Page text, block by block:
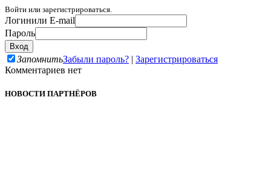
Войти или зарегистрироваться.
Логинили E-mail
Пароль
ЗапомнитьЗабыли пароль? | Зарегистрироваться
Комментариев нет
НОВОСТИ ПАРТНЁРОВ